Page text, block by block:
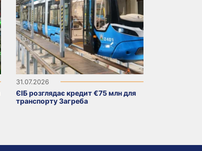
31.07.2026
ЄІБ розглядає кредит €75 млн для
транспорту Загреба